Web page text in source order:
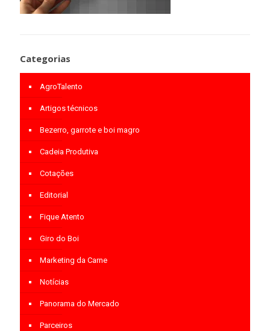
Categorias
AgroTalento
Artigos técnicos
Bezerro, garrote e boi magro
Cadeia Produtiva
Cotações
Editorial
Fique Atento
Giro do Boi
Marketing da Carne
Notícias
Panorama do Mercado
Parceiros